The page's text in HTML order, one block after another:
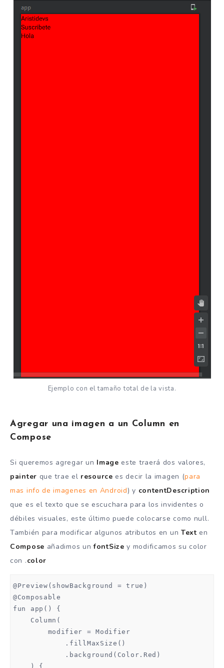
Ejemplo con el tamaño total de la vista.
Agregar una imagen a un Column en
Compose
Si queremos agregar un Image este traerá dos valores,
painter que trae el resource es decir la imagen (para
mas info de imagenes en Android) y contentDescription
que es el texto que se escuchara para los invidentes o
débiles visuales, este último puede colocarse como null.
También para modificar algunos atributos en un Text en
Compose añadimos unfontSizey modificamos su color
con .color
@Preview(showBackground = true)
@Composable
fun app() {
    Column(
        modifier = Modifier
            .fillMaxSize()
            .background(Color.Red)
    ) {